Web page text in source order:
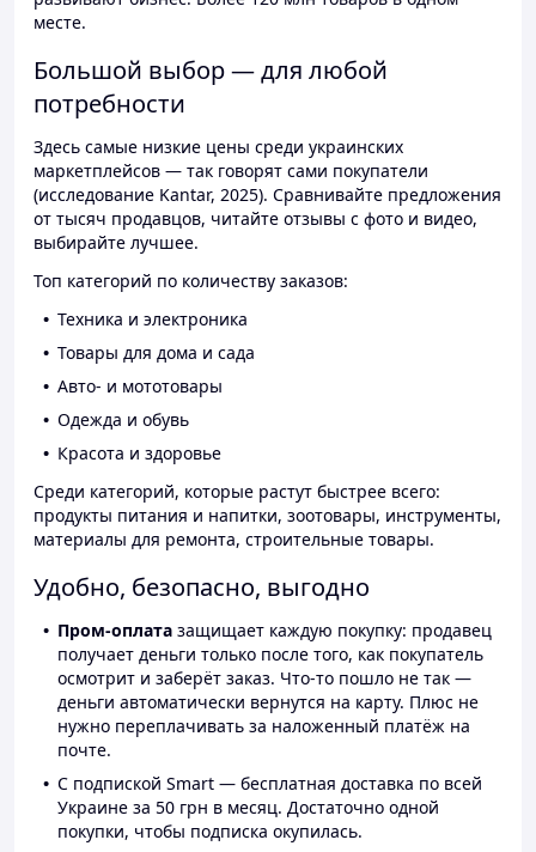
месте.
Большой выбор — для любой
потребности
Здесь самые низкие цены среди украинских
маркетплейсов — так говорят сами покупатели
(исследование Kantar, 2025). Сравнивайте предложения
от тысяч продавцов, читайте отзывы с фото и видео,
выбирайте лучшее.
Топ категорий по количеству заказов:
Техника и электроника
Товары для дома и сада
Авто- и мототовары
Одежда и обувь
Красота и здоровье
Среди категорий, которые растут быстрее всего:
продукты питания и напитки, зоотовары, инструменты,
материалы для ремонта, строительные товары.
Удобно, безопасно, выгодно
Пром-оплата защищает каждую покупку: продавец
получает деньги только после того, как покупатель
осмотрит и заберёт заказ. Что-то пошло не так —
деньги автоматически вернутся на карту. Плюс не
нужно переплачивать за наложенный платёж на
почте.
С подпиской Smart — бесплатная доставка по всей
Украине за 50 грн в месяц. Достаточно одной
покупки, чтобы подписка окупилась.